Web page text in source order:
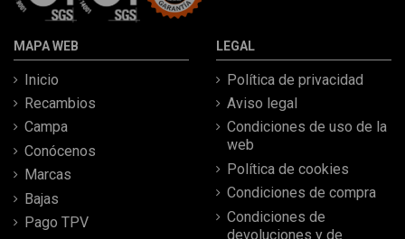
MAPA WEB
Inicio
Recambios
Campa
Conócenos
Marcas
Bajas
Pago TPV
LEGAL
Política de privacidad
Aviso legal
Condiciones de uso de la
web
Política de cookies
Condiciones de compra
Condiciones de
devoluciones y de